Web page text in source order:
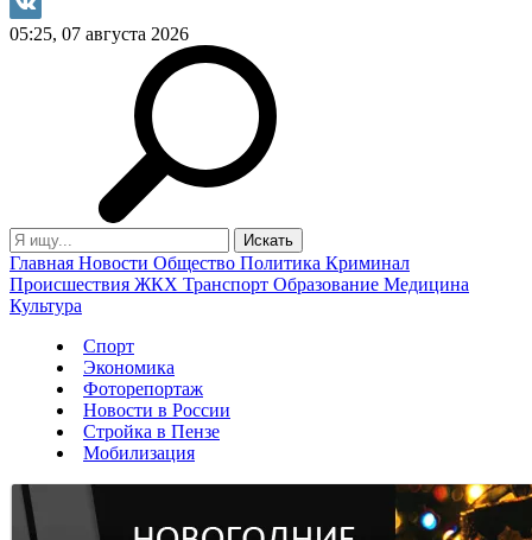
05:25, 07 августа 2026
Главная Новости Общество Политика Криминал
Происшествия ЖКХ Транспорт Образование Медицина
Культура
Спорт
Экономика
Фоторепортаж
Новости в России
Стройка в Пензе
Мобилизация